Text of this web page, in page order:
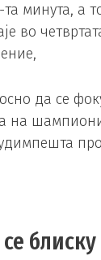
минута, а
во
да се
на